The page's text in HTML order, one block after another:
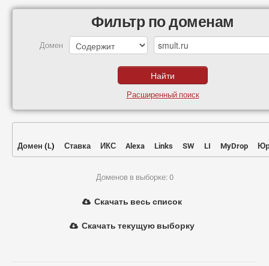
Фильтр по доменам
Домен
Расширенный поиск
Домен (L) Ставка ИКС Alexa Links SW LI MyDrop
Доменов в выборке: 0
Скачать весь список
Скачать текущую выборку